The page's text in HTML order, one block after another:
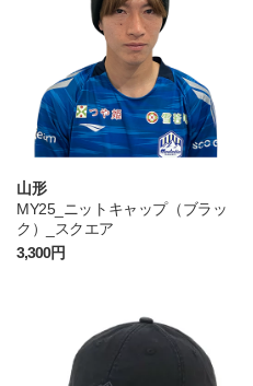
山形
MY25_ニットキャップ（ブラッ
ク）_スクエア
3,300円